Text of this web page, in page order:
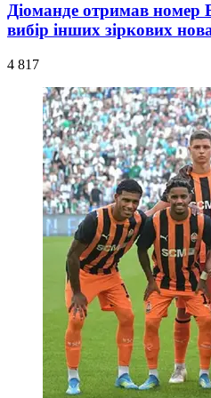
Діоманде отримав номер
вибір інших зіркових
4 817